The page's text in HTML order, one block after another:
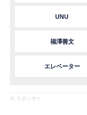
UNU
福澤善文
エレベーター
※ スポンサー